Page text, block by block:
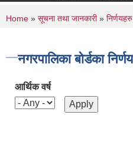
You are here
Home » सूचना तथा जानकारी» निर्णयहरु
नगरपालिका बोर्डका
आर्थिक वर्ष